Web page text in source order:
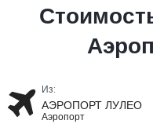
Из:
АЭРОПОРТ ЛУЛЕО
Аэропорт